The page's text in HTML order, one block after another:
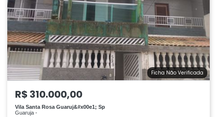
Ficha Não Verificada
R$ 310.000,00
Vila Santa Rosa Guaruj&#x00e1; Sp
Guaruja -